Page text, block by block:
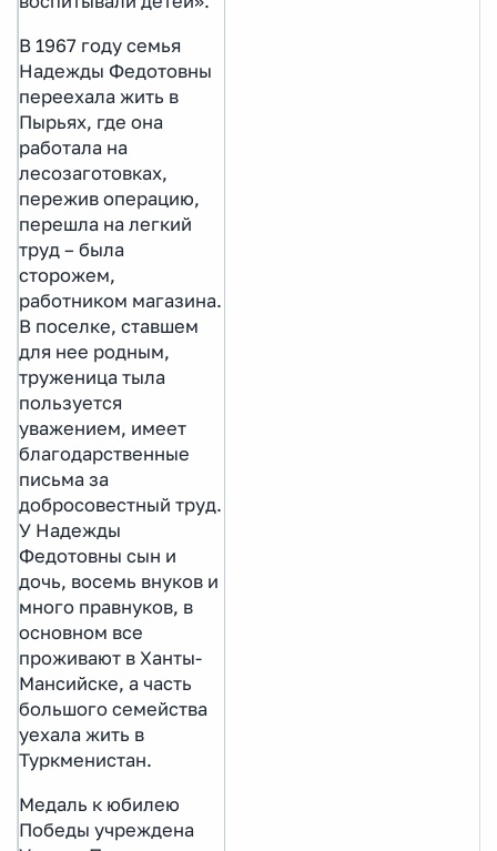
В 1967 году семья
Надежды Федотовны
переехала жить в
Пырьях, где она
работала на
лесозаготовках,
пережив операцию,
перешла на легкий
труд – была
сторожем,
работником магазина.
В поселке, ставшем
для нее родным,
труженица тыла
пользуется
уважением, имеет
благодарственные
письма за
добросовестный труд.
У Надежды
Федотовны сын и
дочь, восемь внуков и
много правнуков, в
основном все
проживают в Ханты-
Мансийске, а часть
большого семейства
уехала жить в
Туркменистан.
Медаль к юбилею
Победы учреждена